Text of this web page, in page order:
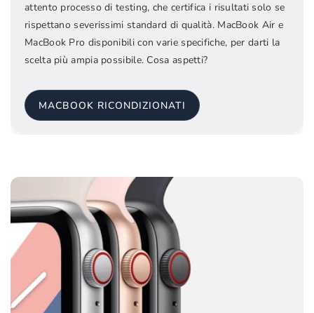
attento processo di testing, che certifica i risultati solo se
rispettano severissimi standard di qualità. MacBook Air e
MacBook Pro disponibili con varie specifiche, per darti la
scelta più ampia possibile. Cosa aspetti?
MACBOOK RICONDIZIONATI